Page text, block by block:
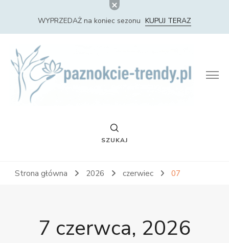
WYPRZEDAŻ na koniec sezonu KUPUJ TERAZ
Paznokcie Trendy – Nowości i Trendy w Stylizacji
Paznokci
SZUKAJ
Strona główna 2026 czerwiec 07
7 czerwca, 2026